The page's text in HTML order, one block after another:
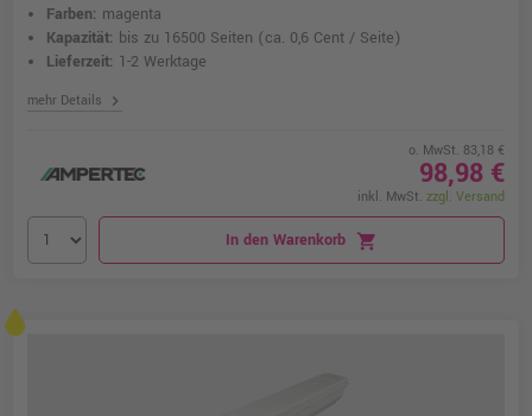
Farben: magenta
Kapazität: bis zu 16500 Seiten (ca. 0,6 Cent / Seite)
Lieferzeit: 1-2 Werktage
mehr Details chevron_right
o. MwSt. 83,18 €
98,98 €
inkl. MwSt. zzgl. Versand
In den Warenkorb shopping_cart